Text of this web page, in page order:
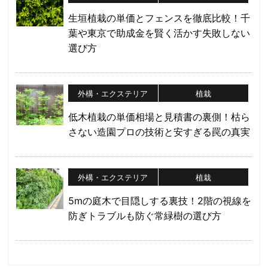
生垣植栽の単価とフェンスを徹底比較！千
葉や東京で助成金を賢く活かす失敗しない
選び方
外構・エクステリア 植栽
低木植栽の単価相場と見積書の裏側！枯ら
さない造園プロの技術と安すぎる罠の真実
外構・エクステリア 植栽
5mの庭木で目隠しする裏技！2階の視線を
防ぎトラブルも防ぐ常緑樹の選び方